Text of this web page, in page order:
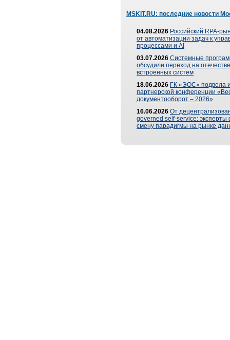
MSKIT.RU: последние новости
04.08.2026 Российский RPA-
от автоматизации задач к
процессами и AI
03.07.2026 Системные
обсудили переход на
встроенных систем
18.06.2026 ГК «ЭОС» подвела
партнерской конференции
документооборот – 2026»
16.06.2026 От
governed self-service: эксперты
смену парадигмы на рынке